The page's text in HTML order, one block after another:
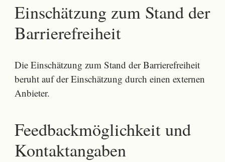
Einschätzung zum Stand der
Barrierefreiheit
Die Einschätzung zum Stand der Barrierefreiheit
beruht auf der Einschätzung durch einen externen
Anbieter.
Feedbackmöglichkeit und
Kontaktangaben